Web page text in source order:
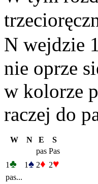
N wejdzie 1
nie oprze
w kolorze
raczej do
W N E
S
pas Pas
1♣ 1♠ 2♦ 2♥
pas...